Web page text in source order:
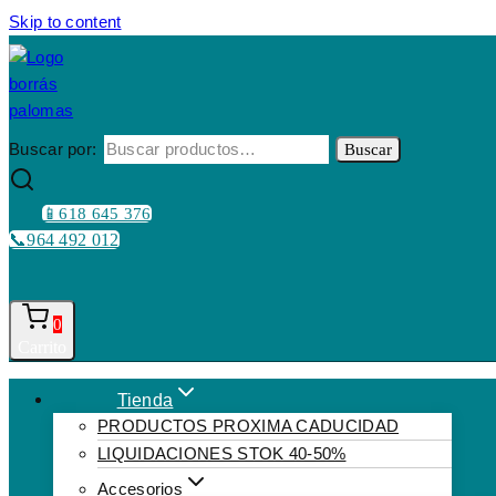
Skip to content
Buscar por: Buscar
📱618 645 376
📞964 492 012
0
Tienda
PRODUCTOS PROXIMA CADUCIDAD
LIQUIDACIONES STOK 40-50%
Accesorios